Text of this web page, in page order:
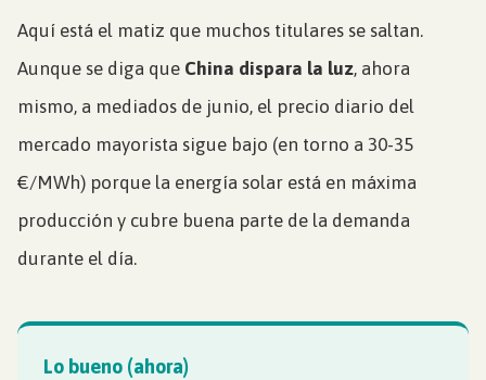
Aquí está el matiz que muchos titulares se saltan.
Aunque se diga que China dispara la luz, ahora
mismo, a mediados de junio, el precio diario del
mercado mayorista sigue bajo (en torno a 30-35
€/MWh) porque la energía solar está en máxima
producción y cubre buena parte de la demanda
durante el día.
Lo bueno (ahora)